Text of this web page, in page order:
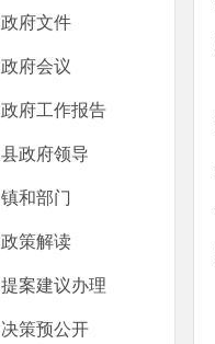
政府文件
政府会议
政府工作报告
县政府领导
镇和部门
政策解读
提案建议办理
决策预公开